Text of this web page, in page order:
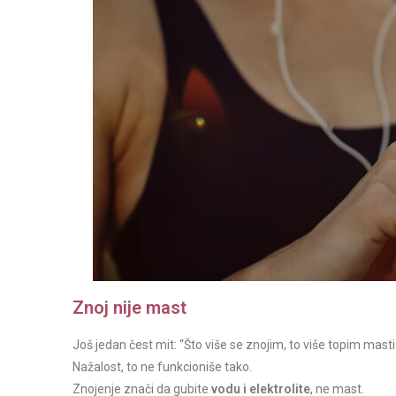
Znoj nije mast
Još jedan čest mit: “Što više se znojim, to više topim
Nažalost, to ne funkcioniše tako.
Znojenje znači da gubite vodu i elektrolite, ne mast.